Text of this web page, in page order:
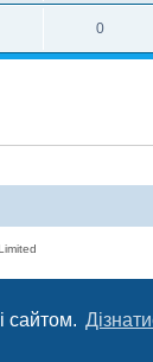
сайтом.
0